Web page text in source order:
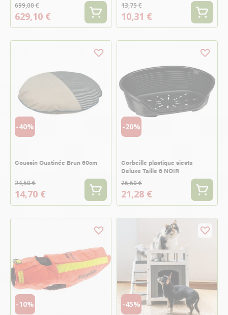
699,00 €
629,10 €
13,75 €
10,31 €
-40%
Coussin Ouatinée Brun 60cm
24,50 €
14,70 €
-20%
Corbeille plastique siesta
Deluxe Taille 6 NOIR
26,60 €
21,28 €
-10% -45%